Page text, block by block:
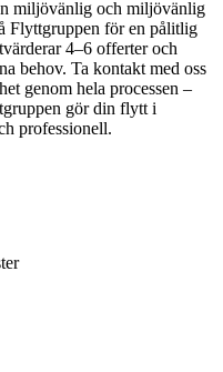
miljövänlig och miljövänlig
Flyttgruppen för en pålitlig
4–6 offerter och
behov. Ta kontakt med oss
genom hela processen –
gör din flytt i
professionell.